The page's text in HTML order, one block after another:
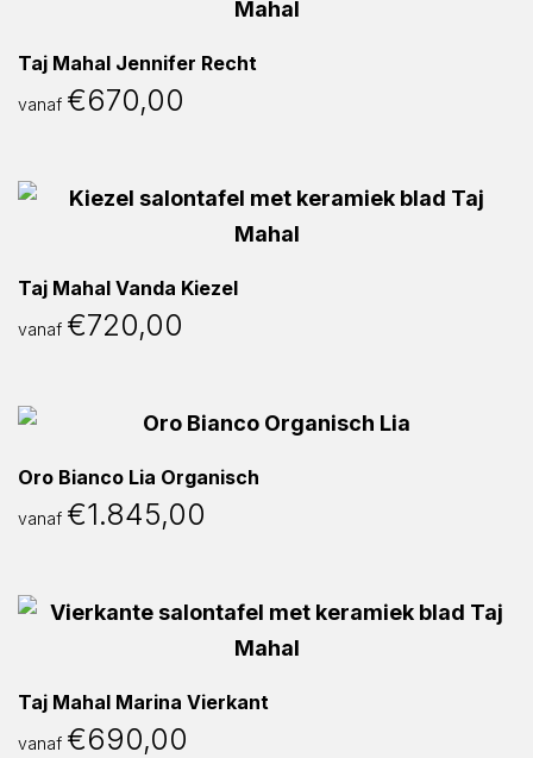
Taj Mahal Jennifer Recht
vanaf €670,00
Taj Mahal Vanda Kiezel
vanaf €720,00
Oro Bianco Lia Organisch
vanaf €1.845,00
Taj Mahal Marina Vierkant
vanaf €690,00